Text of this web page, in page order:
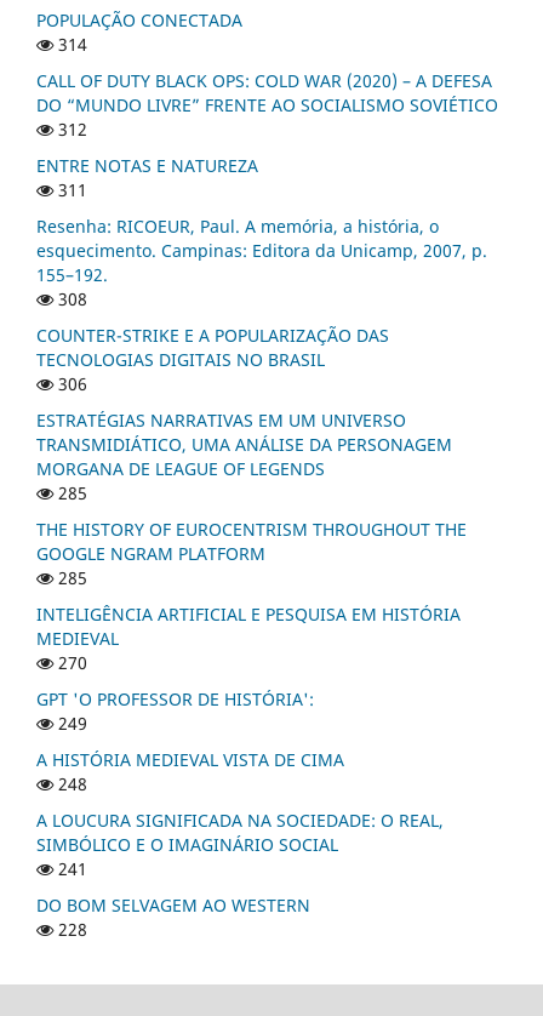
POPULAÇÃO CONECTADA
314
CALL OF DUTY BLACK OPS: COLD WAR (2020) – A DEFESA
DO “MUNDO LIVRE” FRENTE AO SOCIALISMO SOVIÉTICO
312
ENTRE NOTAS E NATUREZA
311
Resenha: RICOEUR, Paul. A memória, a história, o
esquecimento. Campinas: Editora da Unicamp, 2007, p.
155–192.
308
COUNTER-STRIKE E A POPULARIZAÇÃO DAS
TECNOLOGIAS DIGITAIS NO BRASIL
306
ESTRATÉGIAS NARRATIVAS EM UM UNIVERSO
TRANSMIDIÁTICO, UMA ANÁLISE DA PERSONAGEM
MORGANA DE LEAGUE OF LEGENDS
285
THE HISTORY OF EUROCENTRISM THROUGHOUT THE
GOOGLE NGRAM PLATFORM
285
INTELIGÊNCIA ARTIFICIAL E PESQUISA EM HISTÓRIA
MEDIEVAL
270
GPT 'O PROFESSOR DE HISTÓRIA':
249
A HISTÓRIA MEDIEVAL VISTA DE CIMA
248
A LOUCURA SIGNIFICADA NA SOCIEDADE: O REAL,
SIMBÓLICO E O IMAGINÁRIO SOCIAL
241
DO BOM SELVAGEM AO WESTERN
228